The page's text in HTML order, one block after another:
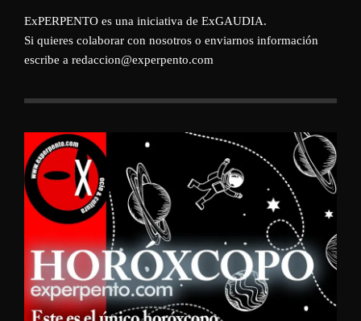
ExPERPENTO es una iniciativa de ExGAUDIA.
Si quieres colaborar con nosotros o enviarnos información
escribe a redaccion@experpento.com